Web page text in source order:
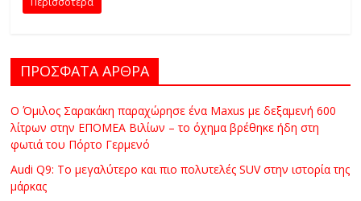
C
S
&
M
O
R
ΠΡΟΣΦΑΤΑ ΑΡΘΡΑ
Ο Όμιλος Σαρακάκη παραχώρησε ένα Maxus με δεξαμενή 600
λίτρων στην ΕΠΟΜΕΑ Βιλίων – το όχημα βρέθηκε ήδη στη
φωτιά του Πόρτο Γερμενό
Audi Q9: Το μεγαλύτερο και πιο πολυτελές SUV στην ιστορία της
μάρκας